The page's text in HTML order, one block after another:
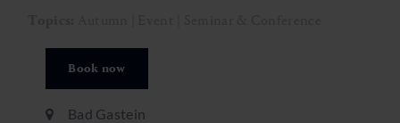
Book now
Bad Gastein